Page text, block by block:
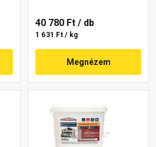
40 780 Ft / db
1 631 Ft / kg
Megnézem